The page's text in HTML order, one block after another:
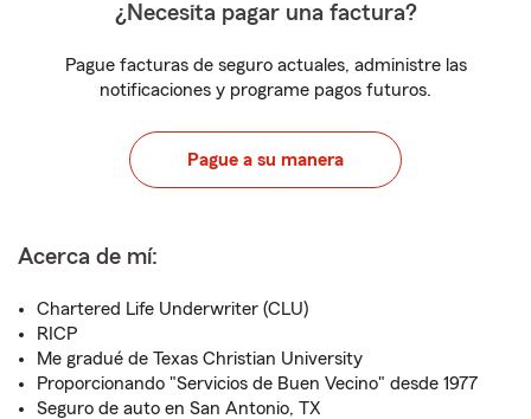
¿Necesita pagar una factura?
Pague facturas de seguro actuales, administre las
notificaciones y programe pagos futuros.
Pague a su manera
Acerca de mí:
Chartered Life Underwriter (CLU)
RICP
Me gradué de Texas Christian University
Proporcionando "Servicios de Buen Vecino" desde 1977
Seguro de auto en San Antonio, TX